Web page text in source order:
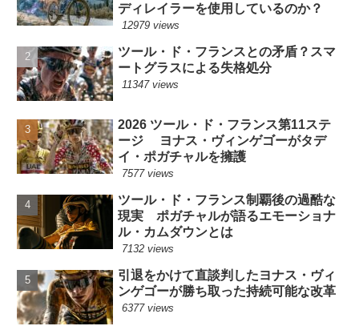
ディレイラーを使用しているのか？
12979 views
ツール・ド・フランスとの矛盾？スマ
ートグラスによる失格処分
11347 views
2026 ツール・ド・フランス第11ステ
ージ ヨナス・ヴィンゲゴーがタデ
イ・ポガチャルを擁護
7577 views
ツール・ド・フランス制覇後の過酷な
現実 ポガチャルが語るエモーショナ
ル・カムダウンとは
7132 views
引退をかけて直談判したヨナス・ヴィ
ンゲゴーが勝ち取った持続可能な改革
6377 views